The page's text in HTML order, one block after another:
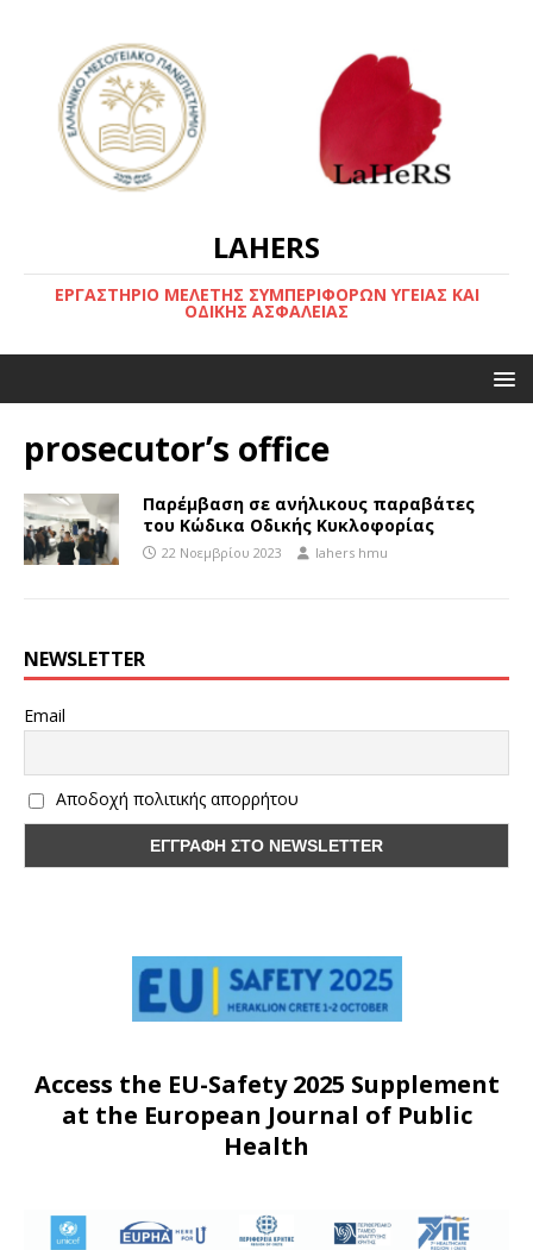
LAHERS
ΕΡΓΑΣΤΗΡΙΟ ΜΕΛΕΤΗΣ ΣΥΜΠΕΡΙΦΟΡΩΝ ΥΓΕΙΑΣ ΚΑΙ
ΟΔΙΚΗΣ ΑΣΦΑΛΕΙΑΣ
prosecutor’s office
Παρέμβαση σε ανήλικους παραβάτες
του Κώδικα Οδικής Κυκλοφορίας
22 Νοεμβρίου 2023 lahers hmu
NEWSLETTER
Email
Αποδοχή πολιτικής απορρήτου
Access the EU-Safety 2025 Supplement
at the European Journal of Public
Health